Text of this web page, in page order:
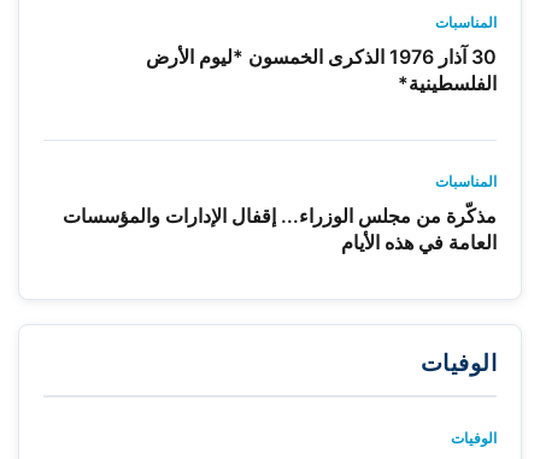
المناسبات
30 آذار 1976 الذكرى الخمسون *ليوم الأرض
الفلسطينية*
المناسبات
مذكّرة من مجلس الوزراء... إقفال الإدارات والمؤسسات
العامة في هذه الأيام
الوفيات
الوفيات